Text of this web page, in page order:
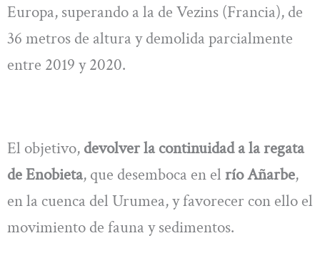
Europa, superando a la de Vezins (Francia), de
36 metros de altura y demolida parcialmente
entre 2019 y 2020.
El objetivo, devolver la continuidad a la regata
de Enobieta, que desemboca en el río Añarbe,
en la cuenca del Urumea, y favorecer con ello el
movimiento de fauna y sedimentos.